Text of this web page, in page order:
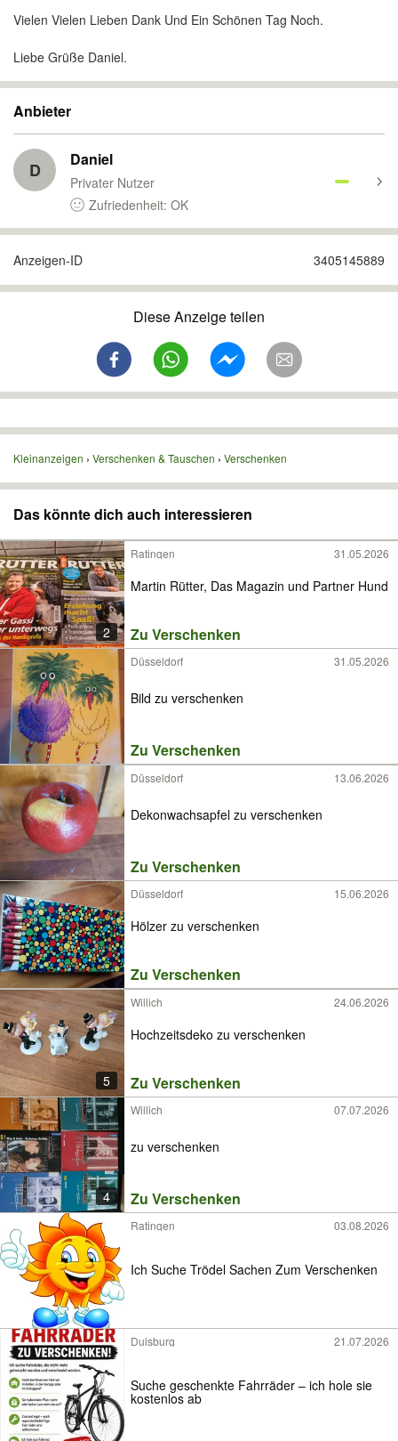
Vielen Vielen Lieben Dank Und Ein Schönen Tag Noch.
Liebe Grüße Daniel.
Anbieter
D Daniel
Privater Nutzer
Zufriedenheit: OK
Anzeigen-ID 3405145889
Diese Anzeige teilen
Kleinanzeigen Verschenken & Tauschen Verschenken
Das könnte dich auch interessieren
2
Ratingen 31.05.2026
Martin Rütter, Das Magazin und Partner Hund
Zu Verschenken
Düsseldorf 31.05.2026
Bild zu verschenken
Zu Verschenken
Düsseldorf 13.06.2026
Dekonwachsapfel zu verschenken
Zu Verschenken
Düsseldorf 15.06.2026
Hölzer zu verschenken
Zu Verschenken
5
Willich 24.06.2026
Hochzeitsdeko zu verschenken
Zu Verschenken
4
Willich 07.07.2026
zu verschenken
Zu Verschenken
Ratingen 03.08.2026
Ich Suche Trödel Sachen Zum Verschenken
Duisburg 21.07.2026
Suche geschenkte Fahrräder – ich hole sie
kostenlos ab